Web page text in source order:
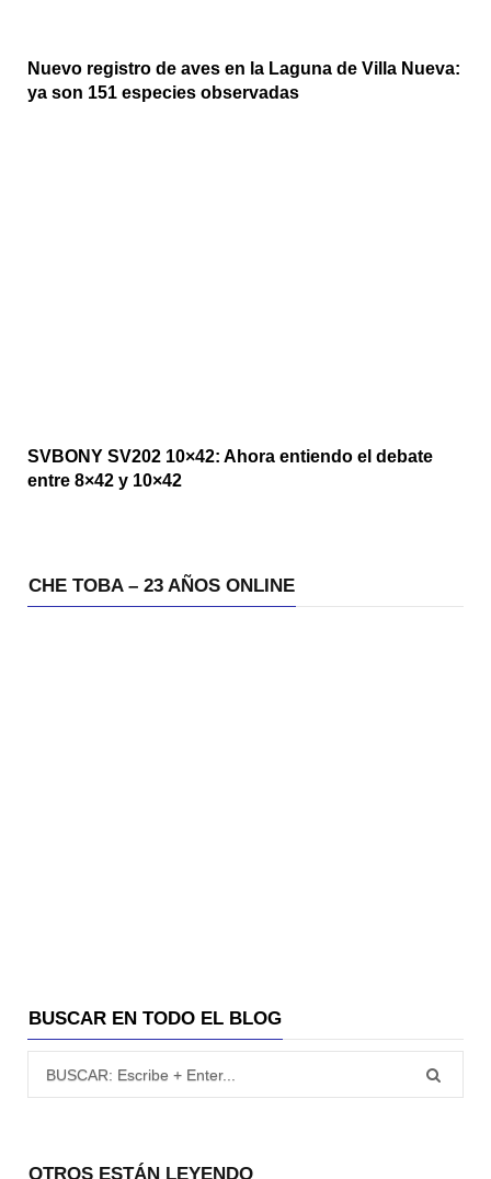
Nuevo registro de aves en la Laguna de Villa Nueva:
ya son 151 especies observadas
SVBONY SV202 10×42: Ahora entiendo el debate
entre 8×42 y 10×42
CHE TOBA – 23 AÑOS ONLINE
BUSCAR EN TODO EL BLOG
OTROS ESTÁN LEYENDO